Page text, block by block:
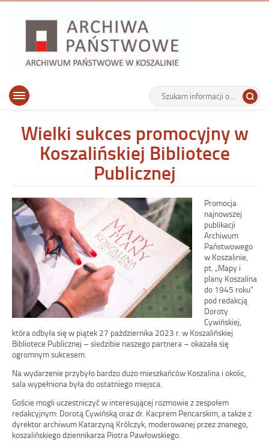
Archiwum Państwowe w Koszalinie
Wyszukiwarka
Tutaj
wpisz
Górne
Otwórz
Wielki sukces promocyjny w
Koszalińskiej Bibliotece
Publicznej
Promocja
najnowszej
publikacji
Archiwum
Państwowego
w Koszalinie,
pt. „Mapy i
plany Koszalina
do 1945 roku”
pod redakcją
Doroty
Cywińskiej,
która odbyła się w piątek 27 października 2023 r. w Koszalińskiej
Bibliotece Publicznej – siedzibie naszego partnera – okazała się
ogromnym sukcesem.
Na wydarzenie przybyło bardzo dużo mieszkańców Koszalina i okolic,
sala wypełniona była do ostatniego miejsca.
Goście mogli uczestniczyć w interesującej rozmowie z zespołem
redakcyjnym: Dorotą Cywińską oraz dr. Kacprem Pencarskim, a także z
dyrektor archiwum Katarzyną Królczyk, moderowanej przez znanego,
koszalińskiego dziennikarza Piotra Pawłowskiego.